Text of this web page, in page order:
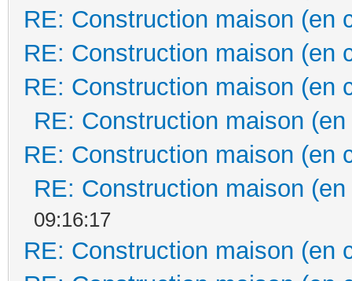
RE: Construction maison (en
RE: Construction maison (en
RE: Construction maison (en
RE: Construction maison
RE: Construction maison (en
RE: Construction maison
09:16:17
RE: Construction maison (en